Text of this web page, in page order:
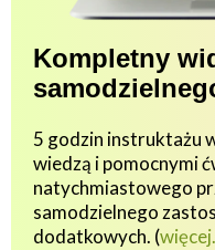
Kompletny
5 godzin instruktażu
wiedzą i pomocnymi
natychmiastowego
samodzielnego
dodatkowych. (